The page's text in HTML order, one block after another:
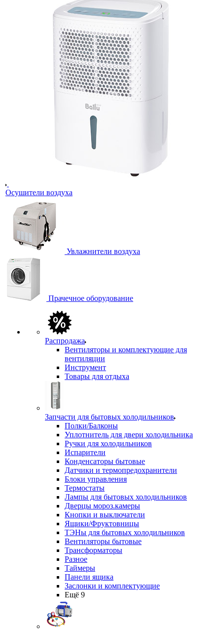
Осушители воздуха
Увлажнители воздуха
Прачечное оборудование
Распродажа
Вентиляторы и комплектующие для
вентиляции
Инструмент
Товары для отдыха
Запчасти для бытовых холодильников
Полки/Балконы
Уплотнитель для двери холодильника
Ручки для холодильников
Испарители
Конденсаторы бытовые
Датчики и термопредохранители
Блоки управления
Термостаты
Лампы для бытовых холодильников
Дверцы мороз.камеры
Кнопки и выключатели
Ящики/Фруктовницы
ТЭНы для бытовых холодильников
Вентиляторы бытовые
Трансформаторы
Разное
Таймеры
Панели ящика
Заслонки и комплектующие
Ещё 9